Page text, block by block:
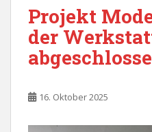
Projekt
der
16. Oktober 2025